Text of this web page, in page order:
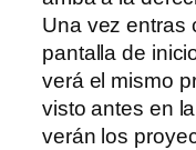
Una vez entras
pantalla de
verá el mismo
visto antes en
verán los